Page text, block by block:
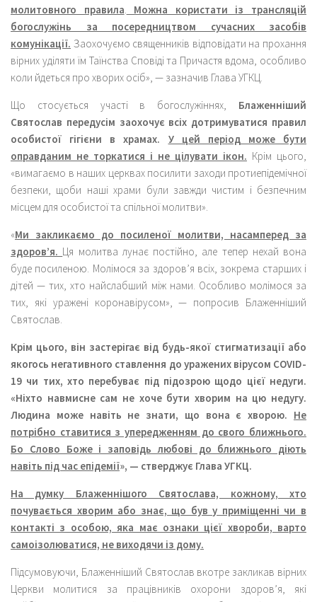
молитовного правила. Можна користати із трансляцій
богослужінь за посередництвом сучасних засобів
комунікації. Заохочуємо священників відповідати на прохання
вірних уділяти їм Таїнства Сповіді та Причастя вдома, особливо
коли йдеться про хворих осіб», — зазначив Глава УГКЦ.
Що стосується участі в богослужіннях, Блаженніший
Святослав передусім заохочує всіх дотримуватися правил
особистої гігієни в храмах. У цей період може бути
оправданим не торкатися і не цілувати ікон. Крім цього,
«вимагаємо в наших церквах посилити заходи протиепідемічної
безпеки, щоби наші храми були завжди чистим і безпечним
місцем для особистої та спільної молитви».
«Ми закликаємо до посиленої молитви, насамперед за
здоров’я. Ця молитва лунає постійно, але тепер нехай вона
буде посиленою. Молімося за здоров’я всіх, зокрема старших і
дітей — тих, хто найслабший між нами. Особливо молімося за
тих, які уражені коронавірусом», — попросив Блаженніший
Святослав.
Крім цього, він застерігає від будь-якої стигматизації або
якогось негативного ставлення до уражених вірусом COVID-
19 чи тих, хто перебуває під підозрою щодо цієї недуги.
«Ніхто навмисне сам не хоче бути хворим на цю недугу.
Людина може навіть не знати, що вона є хворою. Не
потрібно ставитися з упередженням до свого ближнього.
Бо Слово Боже і заповідь любові до ближнього діють
навіть під час епідемії», — стверджує Глава УГКЦ.
На думку Блаженнішого Святослава, кожному, хто
почувається хворим або знає, що був у приміщенні чи в
контакті з особою, яка має ознаки цієї хвороби, варто
самоізолюватися, не виходячи із дому.
Підсумовуючи, Блаженніший Святослав вкотре закликав вірних
Церкви молитися за працівників охорони здоров’я, які